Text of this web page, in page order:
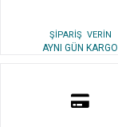
ŞİPARİŞ VERİN
AYNI GÜN KARGO